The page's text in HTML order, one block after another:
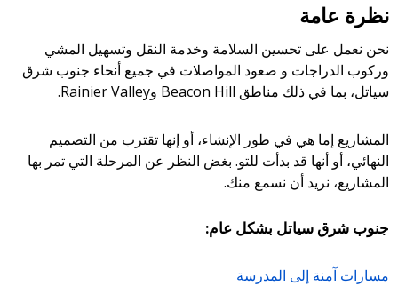
نظرة عامة
نحن نعمل على تحسين السلامة وخدمة النقل وتسهيل المشي
وركوب الدراجات و صعود المواصلات في جميع أنحاء جنوب شرق
سياتل، بما في ذلك مناطق Beacon Hill وRainier Valley.
المشاريع إما هي في طور الإنشاء، أو إنها تقترب من التصميم
النهائي، أو أنها قد بدأت للتو. بغض النظر عن المرحلة التي تمر بها
المشاريع، نريد أن نسمع منك.
جنوب شرق سياتل بشكل عام:
مسارات آمنة إلى المدرسة